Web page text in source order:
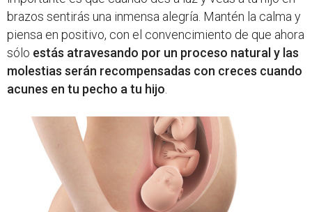
brazos sentirás una inmensa alegría. Mantén la calma y
piensa en positivo, con el convencimiento de que ahora
sólo estás atravesando por un proceso natural y las
molestias serán recompensadas con creces cuando
acunes en tu pecho a tu hijo.